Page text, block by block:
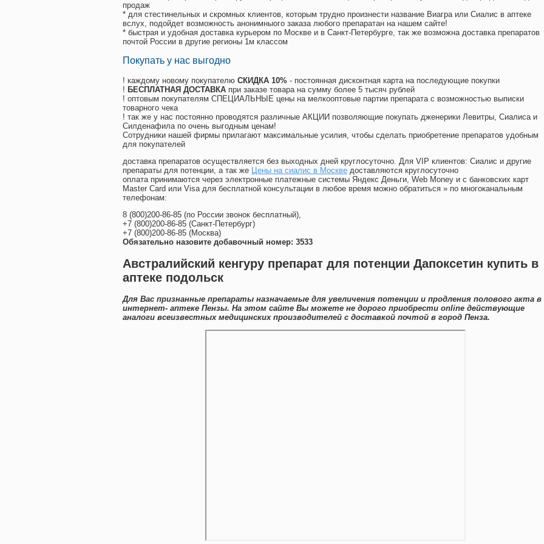
продаж
* для стестинельных и скромных клиентов, которым трудно произнести название Виагра или Сиалис в аптеке
вслух, подойдет возможность анонимныого заказа любого препаратан на нашем сайте!
* быстрая и удобная доставка курьером по Москве и в Санкт-Петербурге, так же возможна доставка препаратов
почтой России в другие регионы 1м классом
Покупать у нас выгодно
! каждому новому покупателю СКИДКА 10% - постоянная дисконтная карта на последующие покупки
! БЕСПЛАТНАЯ ДОСТАВКА при заказе товара на сумму более 5 тысяч рублей
! оптовым покупателям СПЕЦИАЛЬНЫЕ цены на мелкооптовые партии препарата с возможностью выписки
товарного чека
! так же у нас постоянно проводятся различные АКЦИИ позволяющие покупать дженерики Левитры, Сиалиса и
Силденафила по очень выгодным ценам!
Cотрудники нашей фирмы прилагают максимальные усилия, чтобы сделать приобретение препаратов удобным
для покупателей
доставка препаратов осуществляется без выходных дней круглосуточно. Для VIP клиентов: Сиалис и другие
препараты для потенции, а так же Цены на сиалис в Москве доставляются круглосуточно
оплата принимаются через электронные платежные системы Яндекс Деньги, Web Money и с банковских карт
Master Card или Visa для бесплатной консультации в любое время можно обратиться » по многоканальным
телефонам:
8 (800)200-86-85 (по России звонок бесплатный),
+7 (800)200-86-85 (Санкт-Петербург)
+7 (800)200-86-85 (Москва)
Обязательно назовите добавочный номер: 3533
Австралийский кенгуру препарат для потенции Дапоксетин купить в
аптеке подольск
Для Вас признанные препараты назначаемые для увеличения потенции и продления полового акта в
интернет- аптеке Пензы. На этом сайте Вы можете не дорого приобрести online действующие
аналоги всеизвестных медицинских производителей с доставкой почтой в город Пенза.